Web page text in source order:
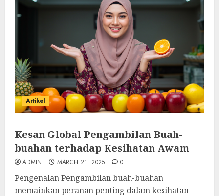
Artikel
Kesan Global Pengambilan Buah-
buahan terhadap Kesihatan Awam
ADMIN MARCH 21, 2025 0
Pengenalan Pengambilan buah-buahan
memainkan peranan penting dalam kesihatan